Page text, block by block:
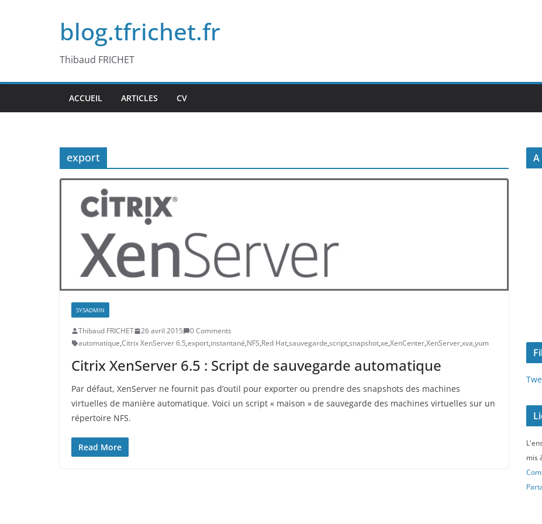
blog.tfrichet.fr
Thibaud FRICHET
ACCUEIL ARTICLES CV
export
SYSADMIN
Thibaud FRICHET 26 avril 2015
0 Comments
automatique,Citrix XenServer 6.5,export,instantané,NFS,Red Hat,sauvegarde,script,snapshot,xe,XenCenter,XenServer,xva,yum
Citrix XenServer 6.5 : Script de sauvegarde automatique
Par défaut, XenServer ne fournit pas d’outil pour exporter ou prendre des snapshots des machines
virtuelles de manière automatique. Voici un script « maison » de sauvegarde des machines virtuelles sur un
répertoire NFS.
Read More
mis